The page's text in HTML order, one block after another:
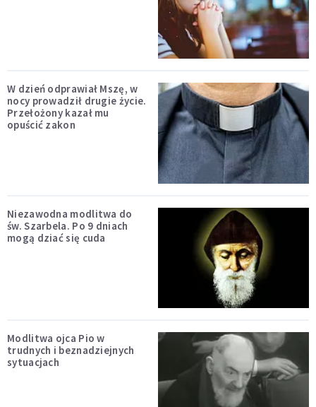
W dzień odprawiał Mszę, w
nocy prowadził drugie życie.
Przełożony kazał mu
opuścić zakon
Niezawodna modlitwa do
św. Szarbela. Po 9 dniach
mogą dziać się cuda
Modlitwa ojca Pio w
trudnych i beznadziejnych
sytuacjach